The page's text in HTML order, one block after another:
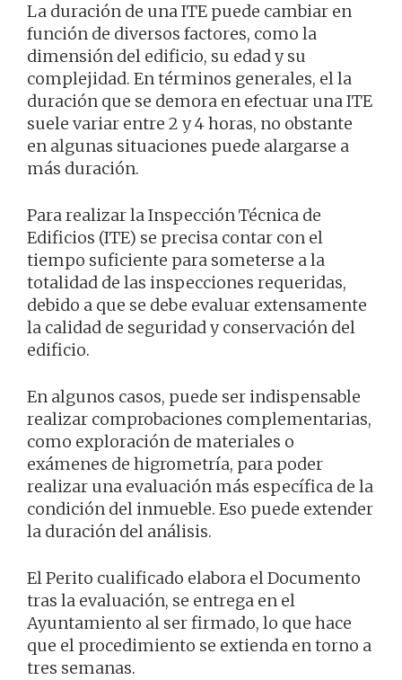
La duración de una ITE puede cambiar en
función de diversos factores, como la
dimensión del edificio, su edad y su
complejidad. En términos generales, el la
duración que se demora en efectuar una ITE
suele variar entre 2 y 4 horas, no obstante
en algunas situaciones puede alargarse a
más duración.
Para realizar la Inspección Técnica de
Edificios (ITE) se precisa contar con el
tiempo suficiente para someterse a la
totalidad de las inspecciones requeridas,
debido a que se debe evaluar extensamente
la calidad de seguridad y conservación del
edificio.
En algunos casos, puede ser indispensable
realizar comprobaciones complementarias,
como exploración de materiales o
exámenes de higrometría, para poder
realizar una evaluación más específica de la
condición del inmueble. Eso puede extender
la duración del análisis.
El Perito cualificado elabora el Documento
tras la evaluación, se entrega en el
Ayuntamiento al ser firmado, lo que hace
que el procedimiento se extienda en torno a
tres semanas.